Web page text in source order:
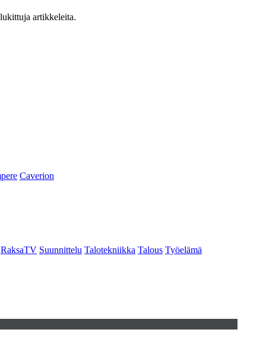
artikkeleita.
Caverion
RaksaTV Suunnittelu Talotekniikka Talous Työelämä